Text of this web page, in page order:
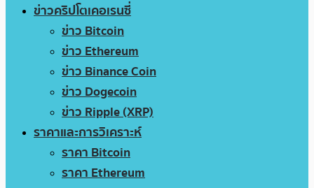
ข่าวคริปโตเคอเรนซี่
ข่าว Bitcoin
ข่าว Ethereum
ข่าว Binance Coin
ข่าว Dogecoin
ข่าว Ripple (XRP)
ราคาและการวิเคราะห์
ราคา Bitcoin
ราคา Ethereum